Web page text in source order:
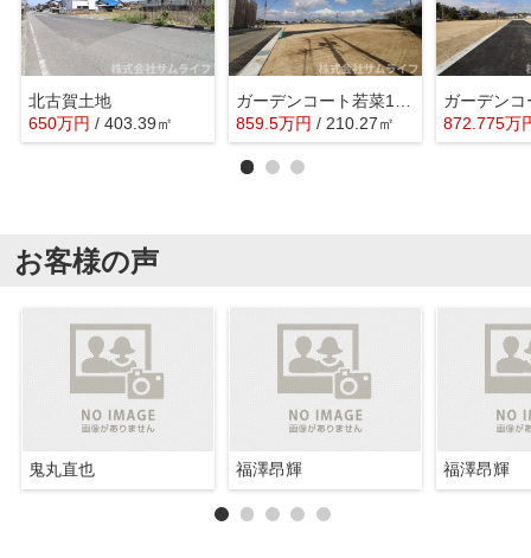
北古賀土地
650万円 / 403.39㎡
ガーデンコート若菜11号
859.5万円 / 210.27㎡ 872.775万
お客様の声
鬼丸直也 福澤昂輝 福澤昂輝